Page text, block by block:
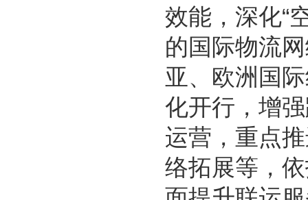
效能，深化“
的国际物流
亚、欧洲国
化开行，增
运营，重点
络拓展等，